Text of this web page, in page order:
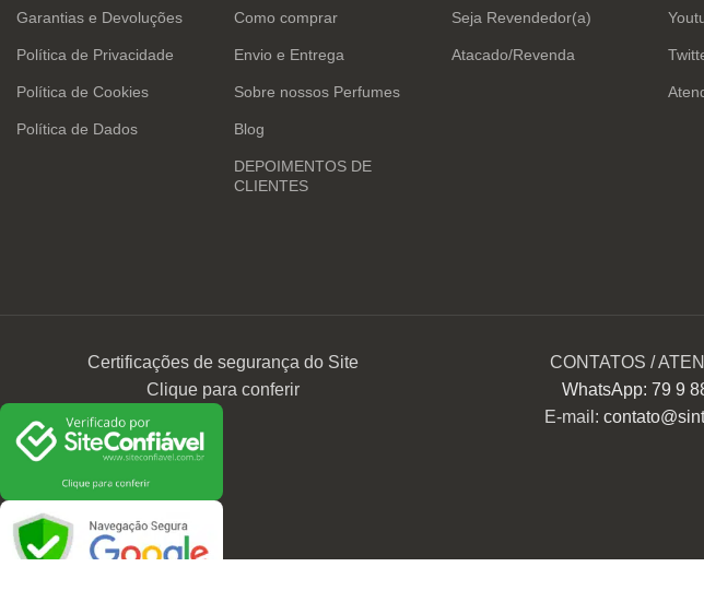
Garantias e Devoluções
Política de Privacidade
Política de Cookies
Política de Dados
Como comprar
Envio e Entrega
Sobre nossos Perfumes
Blog
DEPOIMENTOS DE
CLIENTES
Seja Revendedor(a)
Atacado/Revenda
Certificações de segurança do Site
Clique para conferir
CONTATOS /
WhatsApp: 79 9
E-mail: